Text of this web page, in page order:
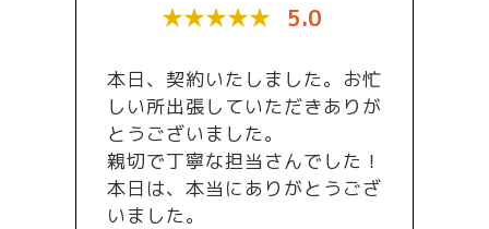
★★★★★ 5.0
本日、契約いたしました。お忙
しい所出張していただきありが
とうございました。
親切で丁寧な担当さんでした！
本日は、本当にありがとうござ
いました。